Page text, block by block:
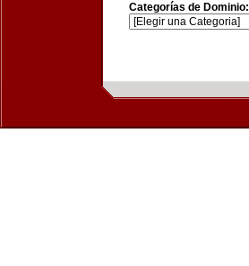
Categorías de Dominio: